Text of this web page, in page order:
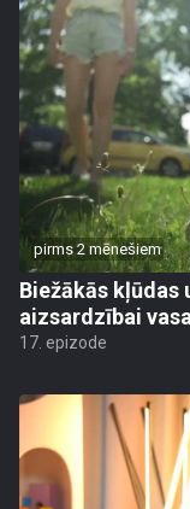
pirms 2 mēnešiem
Biežākās kļūdas
aizsardzībai
17. epizode